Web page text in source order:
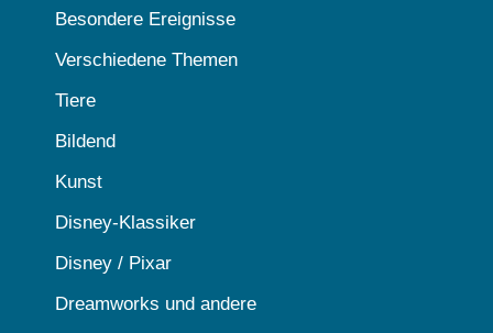
Besondere Ereignisse
Verschiedene Themen
Tiere
Bildend
Kunst
Disney-Klassiker
Disney / Pixar
Dreamworks und andere